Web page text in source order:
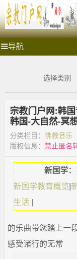
'); })();
导航
宗
_
教
商
城
_
教
合
国
宗
教
网
新国学启蒙运动 理
选择类别
宗教门户网:韩国
韩国-大自然-冥
分类栏目： 佛教音乐
版权信息： 禁止匿名
新国学：
新国学教育概览
生活
的乐曲带您踏上一
感受诸行的无常